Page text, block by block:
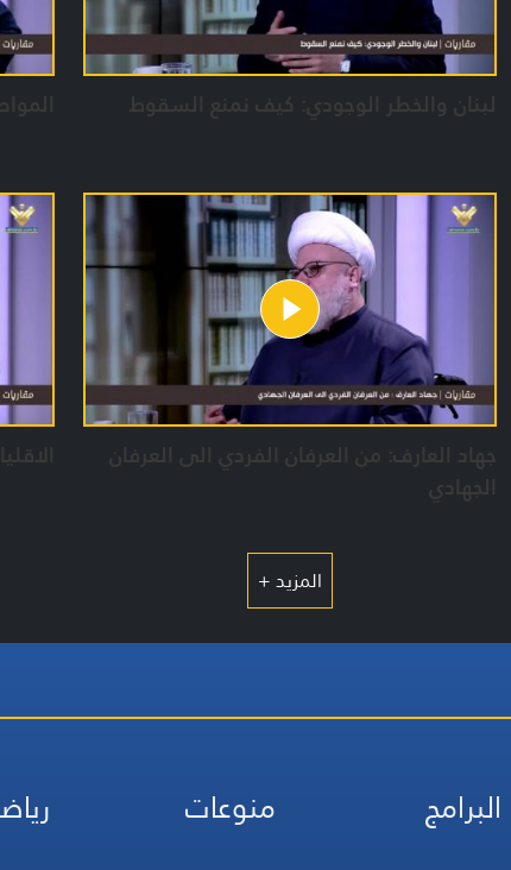
لبنان والخطر الوجودي: كيف نمنع السقوط
جهاد العارف: من العرفان الفردي الى العرفان
الجهادي
المزيد +
البرامج منوعات